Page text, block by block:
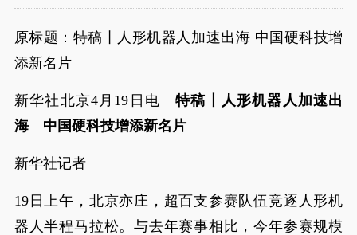
原标题：特稿丨人形机器人加速出海 中国硬科技增
添新名片
新华社北京4月19日电特稿丨人形机器人加速出
海 中国硬科技增添新名片
新华社记者
19日上午，北京亦庄，超百支参赛队伍竞逐人形机
器人半程马拉松。与去年赛事相比，今年参赛规模